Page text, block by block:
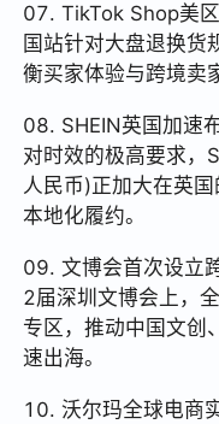
07. TikTok Shop美
国站针对大盘退换货
衡买家体验与跨境卖
08. SHEIN英国加速
对时效的极高要求，
人民币)正加大在英
本地化履约。
09. 文博会首次设立
2届深圳文博会上，
专区，推动中国文创
速出海。
10. 沃尔玛全球电商